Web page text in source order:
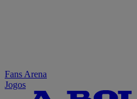
Fans Arena
Jogos